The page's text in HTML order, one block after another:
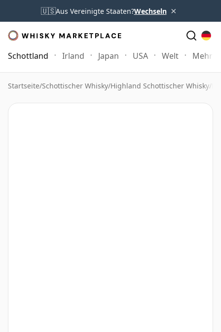
🇺🇸Aus Vereinigte Staaten?Wechseln ×
Schottland Irland Japan USA Welt Mehr
Startseite/Schottischer Whisky/Highland Schottischer Whisky/